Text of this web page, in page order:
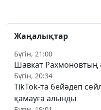
Жаңалықтар
Бүгін, 21:00
Шавкат Рахмоновтың
Бүгін, 20:34
TikTok-та бейәдеп
қамауға алынды